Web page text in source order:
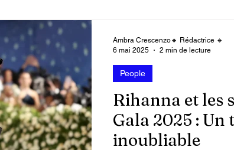
Scènes
Mode Coupe du monde Rugby
Voyages Climat Vidéos Le Monde des
Rihanna et les
Gala 2025 : Un
inoubliable
People
Ambra Crescenzo🔸 Rédactrice 🔸
6 mai 2025
2 min de lecture